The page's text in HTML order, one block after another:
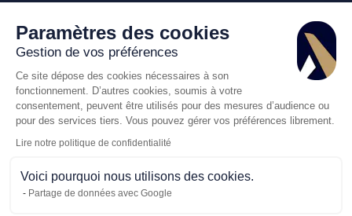
Paramètres des cookies
Gestion de vos préférences
Ce site dépose des cookies nécessaires à son
fonctionnement. D’autres cookies, soumis à votre
consentement, peuvent être utilisés pour des mesures d’audience ou
pour des services tiers. Vous pouvez gérer vos préférences librement.
Lire notre politique de confidentialité
Voici pourquoi nous utilisons des cookies.
Partage de données avec Google